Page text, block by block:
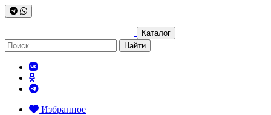
Каталог
Найти
Избранное